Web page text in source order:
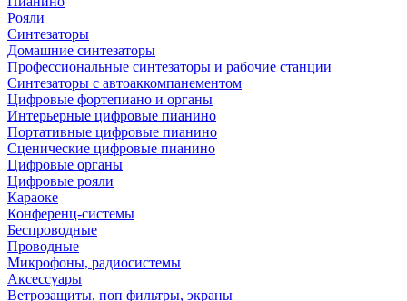
Рояли
Синтезаторы
Домашние синтезаторы
Профессиональные синтезаторы и рабочие станции
Синтезаторы с автоаккомпанементом
Цифровые фортепиано и органы
Интерьерные цифровые пианино
Портативные цифровые пианино
Сценические цифровые пианино
Цифровые органы
Цифровые рояли
Караоке
Конференц-системы
Беспроводные
Проводные
Микрофоны, радиосистемы
Аксессуары
Ветрозащиты, поп фильтры, экраны